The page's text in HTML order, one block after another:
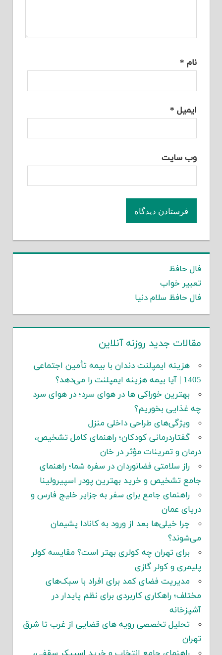
نام *
ایمیل *
وب‌ سایت
فال حافظ
تعبیر خواب
فال حافظ سلام دنیا
مقالات جدید روزنه آنلاین
هزینه ایمپلنت دندان با بیمه تأمین اجتماعی
1405 | آیا بیمه هزینه ایمپلنت را می‌دهد؟
بهترین خوراکی ها در هوای سرد؛ در هوای سرد
چه غذایی بخوریم؟
ویژگی‌های طراحی داخلی منزل
گفتاردرمانی کودکان؛ راهنمای کامل تشخیص،
درمان و تمرینات مؤثر در خان
راز سلامتی فضانوردان در سفره شما؛ راهنمای
جامع تشخیص و خرید بهترین پودر اسپیرولینا
راهنمای جامع برای سفر به جزایر خلیج فارس و
دریای عمان
چرا خیلی‌ها بعد از ورود به کانادا پشیمان
می‌شوند؟
برای تهران چه کولری بهتر است؟ مقایسه کولر
پلیمری و کولر گازی
مدیریت فضای کمد برای افراد با سبک‌های
مختلف؛ راهکاری کاربردی برای نظم پایدار در
آشپزخانه
تحلیل تخصصی رویه های قضایی از غرب تا شرق
تهران